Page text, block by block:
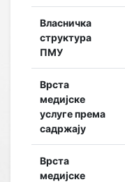
Власничка
структура
ПМУ
Врста
медијске
услуге према
садржају
Врста
медијске